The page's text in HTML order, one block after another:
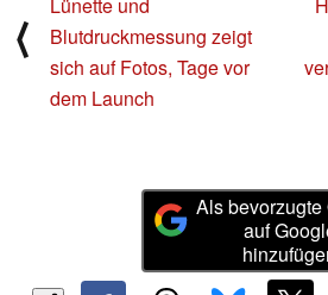
⟨
Blutdruckmessung zeigt
sich auf Fotos, Tage vor
dem Launch
Als
auf